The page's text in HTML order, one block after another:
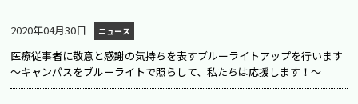
2020年04月30日 ニュース
医療従事者に敬意と感謝の気持ちを表すブルーライトアップを行います
～キャンパスをブルーライトで照らして、私たちは応援します！～